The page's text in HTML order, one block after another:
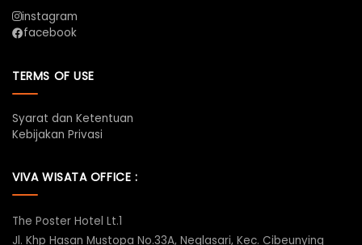
instagram
facebook
TERMS OF USE
Syarat dan Ketentuan
Kebijakan Privasi
VIVA WISATA OFFICE :
The Poster Hotel Lt.1
Jl. Khp Hasan Mustopa No.33A, Neglasari, Kec. Cibeunying